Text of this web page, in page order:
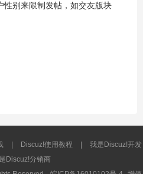
性别来限制发帖，如交友版块
Discuz!使用教程
我是Discuz!开发
Discuz!分销商